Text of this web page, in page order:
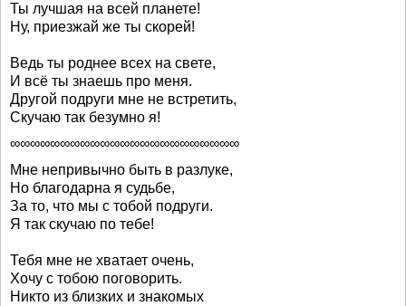
Ты лучшая на всей планете!
Ну, приезжай же ты скорей!
Ведь ты роднее всех на свете,
И всё ты знаешь про меня.
Другой подруги мне не встретить,
Скучаю так безумно я!
∞∞∞∞∞∞∞∞∞∞∞∞∞∞∞∞∞∞∞∞∞∞∞
Мне непривычно быть в разлуке,
Но благодарна я судьбе,
За то, что мы с тобой подруги.
Я так скучаю по тебе!
Тебя мне не хватает очень,
Хочу с тобою поговорить.
Никто из близких и знакомых